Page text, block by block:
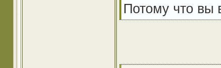
Потому что вы